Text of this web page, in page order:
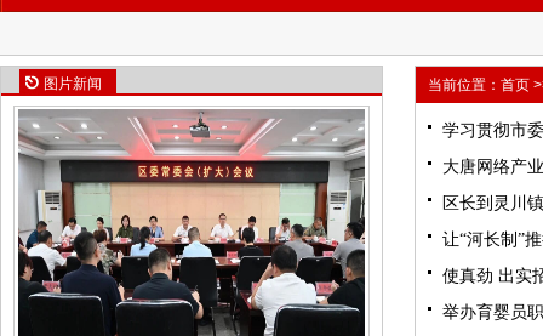
图片新闻 当前位置： 首页
学习贯彻市
大唐网络产
区长到灵川
让“河长制”
使真劲 出实
举办育婴员